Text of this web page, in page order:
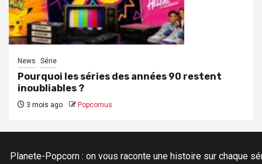
News Série
Pourquoi les séries des années 90 restent
inoubliables ?
3 mois ago Popcornus
Planete-Popcorn : on vous raconte une histoire sur chaque